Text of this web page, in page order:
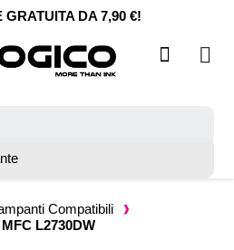
GRATUITA DA 7,90 €!
Compatibili
L2730DW